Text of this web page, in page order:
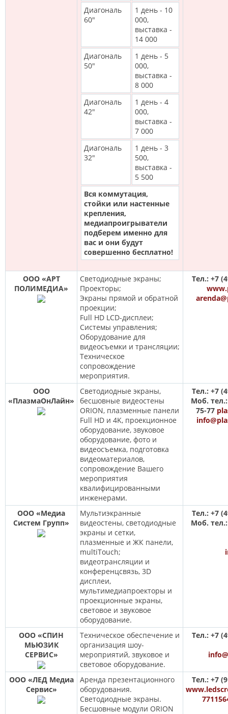
Диагональ
60"
1 день - 10
000,
выставка -
14 000
Диагональ
50"
1 день - 5
000,
выставка -
8 000
Диагональ
42"
1 день - 4
000,
выставка -
7 000
Диагональ
32"
1 день - 3
500,
выставка -
5 500
Вся коммутация,
стойки или настенные
крепления,
медиапроигрыватели
подберем именно для
вас и они будут
совершенно бесплатно!
ООО «АРТ
ПОЛИМЕДИА»
Светодиодные экраны;
Проекторы;
Экраны прямой и обратной
проекции;
Full HD LCD-дисплеи;
Системы управления;
Оборудование для
видеосъемки и трансляции;
Техническое
сопровождение
мероприятия.
Тел.: +7
ООО
«ПлазмаОнЛайн»
Светодиодные экраны,
бесшовные видеостены
ORION, плазменные панели
Full HD и 4K, проекционное
оборудование, звуковое
оборудование, фото и
видеосъемка, подготовка
видеоматериалов,
сопровождение Вашего
мероприятия
квалифицированными
инженерами.
Тел.: +7
Моб. тел.:
75-77
ООО «Медиа
Систем Групп»
Мультиэкранные
видеостены, светодиодные
экраны и сетки,
плазменные и ЖК панели,
multiTouch;
видеотрансляции и
конференцсвязь, 3D
дисплеи,
мультимедиапроекторы и
проекционные экраны,
световое и звуковое
оборудование.
Тел.: +7
Моб. тел.:
ООО «СПИН
МЬЮЗИК
СЕРВИС»
Техническое обеспечение и
организация шоу-
мероприятий, звуковое и
световое оборудование.
Тел.: +7
ООО «ЛЕД Медиа
Сервис»
Аренда презентационного
оборудования.
Светодиодные экраны.
Бесшовные модули ORION
Тел.: +7